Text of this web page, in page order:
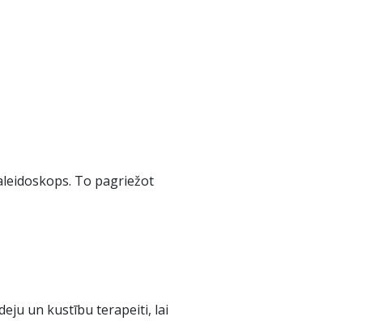
To pagriežot
un kustību terapeiti, lai